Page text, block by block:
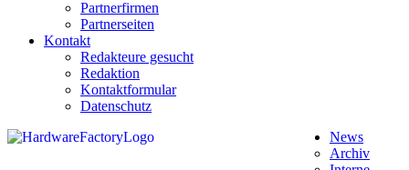
Partnerfirmen
Partnerseiten
Kontakt
Redakteure gesucht
Redaktion
Kontaktformular
Datenschutz
News
Archiv